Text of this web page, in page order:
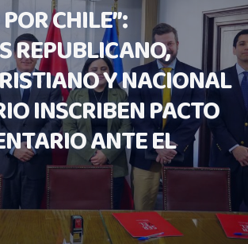
CHILE”:
REPUBLICANO,
Y NACIONAL
INSCRIBEN PACTO
ANTE EL